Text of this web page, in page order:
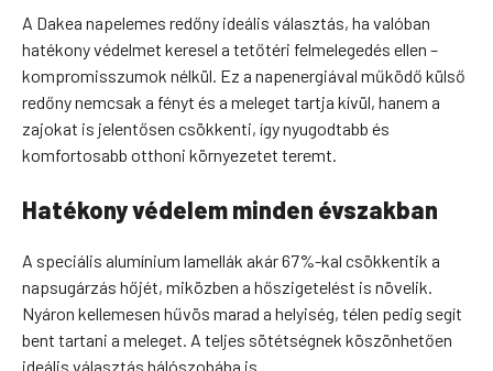
A Dakea napelemes redőny ideális választás, ha valóban
hatékony védelmet keresel a tetőtéri felmelegedés ellen –
kompromisszumok nélkül. Ez a napenergiával működő külső
redőny nemcsak a fényt és a meleget tartja kívül, hanem a
zajokat is jelentősen csökkenti, így nyugodtabb és
komfortosabb otthoni környezetet teremt.
Hatékony védelem minden évszakban
A speciális alumínium lamellák akár 67%-kal csökkentik a
napsugárzás hőjét, miközben a hőszigetelést is növelik.
Nyáron kellemesen hűvös marad a helyiség, télen pedig segít
bent tartani a meleget. A teljes sötétségnek köszönhetően
ideális választás hálószobába is.